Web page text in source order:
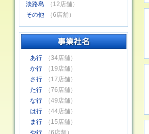
淡路島
（12店舗）
その他
（6店舗）
あ行
（34店舗）
か行
（19店舗）
さ行
（17店舗）
た行
（76店舗）
な行
（49店舗）
は行
（44店舗）
ま行
（15店舗）
や行
（6店舗）